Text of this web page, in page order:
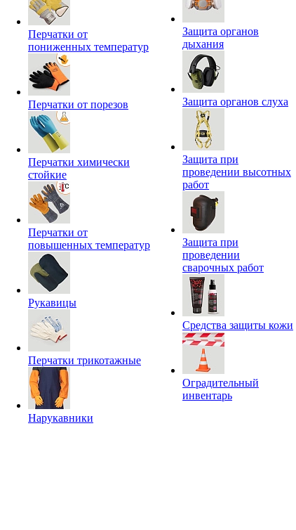
Перчатки от
пониженных температур
Перчатки от порезов
Перчатки химически
стойкие
Перчатки от
повышенных температур
Рукавицы
Перчатки трикотажные
Нарукавники
Защита органов
дыхания
Защита органов слуха
Защита при
проведении высотных
работ
Защита при
проведении
сварочных работ
Средства защиты кожи
Оградительный
инвентарь